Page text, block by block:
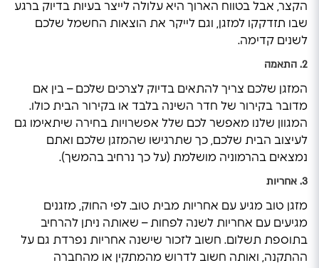
הקצר, אבל בטווח הארוך היא עלולה לייצר בעיות בדיוק ברגע
שבו תזדקקו למזגן, וגם לייקר את הוצאות החשמל שלכם
לשנים קדימה.
2. התאמה
המזגן שלכם צריך להתאים בדיוק לצרכים שלכם – בין אם
מדובר בקירור של חדר השינה בלבד או בקירור הבית כולו.
המגוון שלנו מאפשר לכם שלל אפשרויות בחירה שיתאימו גם
לעיצוב הבית שלכם, כך שתרגישו שהמזגן שלכם ואתם
נמצאים בהרמוניה מושלמת (על כך נרחיב בהמשך).
3. אחריות
מזגן טוב מגיע עם אחריות מבית טוב. לפי החוק, מזגנים
מגיעים עם אחריות לשנה לפחות – שאותה ניתן להרחיב
בתוספת תשלום. חשוב לזכור שישנה אחריות נפרדת גם על
ההתקנה, ואותה חשוב לדרוש מהמתקין או מהחברה